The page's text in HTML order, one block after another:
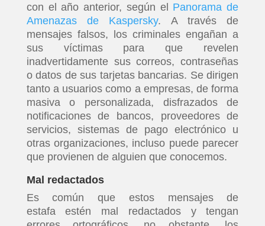
con el año anterior, según el Panorama de
Amenazas de Kaspersky. A través de
mensajes falsos, los criminales engañan a
sus víctimas para que revelen
inadvertidamente sus correos, contraseñas
o datos de sus tarjetas bancarias. Se dirigen
tanto a usuarios como a empresas, de forma
masiva o personalizada, disfrazados de
notificaciones de bancos, proveedores de
servicios, sistemas de pago electrónico u
otras organizaciones, incluso puede parecer
que provienen de alguien que conocemos.
Mal redactados
Es común que estos mensajes de
estafa estén mal redactados y tengan